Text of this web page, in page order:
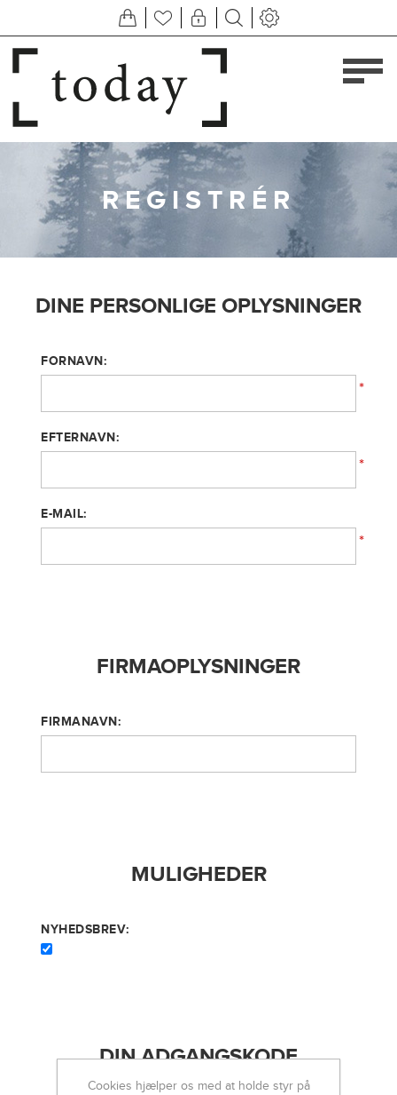
REGISTRÉR
DINE PERSONLIGE OPLYSNINGER
FORNAVN:
*
EFTERNAVN:
*
E-MAIL:
*
FIRMAOPLYSNINGER
FIRMANAVN:
MULIGHEDER
NYHEDSBREV:
DIN ADGANGSKODE
Cookies hjælper os med at holde styr på